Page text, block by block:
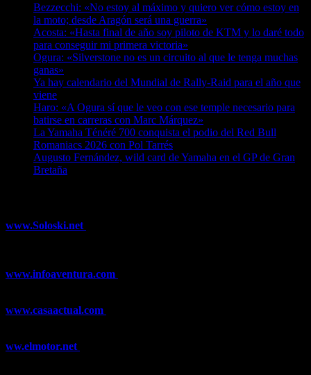
Bezzecchi: «No estoy al máximo y quiero ver cómo estoy en
la moto; desde Aragón será una guerra»
Acosta: «Hasta final de año soy piloto de KTM y lo daré todo
para conseguir mi primera victoria»
Ogura: «Silverstone no es un circuito al que le tenga muchas
ganas»
Ya hay calendario del Mundial de Rally-Raid para el año que
viene
Haro: «A Ogura sí que le veo con ese temple necesario para
batirse en carreras con Marc Márquez»
La Yamaha Ténéré 700 conquista el podio del Red Bull
Romaniacs 2026 con Pol Tarrés
Augusto Fernández, wild card de Yamaha en el GP de Gran
Bretaña
www.Soloski.net
www.infoaventura.com
www.casaactual.com
ww.elmotor.net